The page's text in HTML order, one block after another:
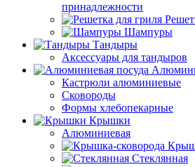
принадлежности
Шампуры
Тандыры
Аксессуары для тандыров
Кастрюли алюминиевые
Сковороды
Формы хлебопекарные
Крышки
Алюминиевая
Стеклянная